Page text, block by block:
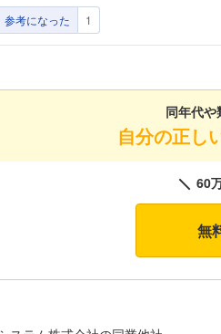
参考になった 1
同年代
自分の正し
60
無